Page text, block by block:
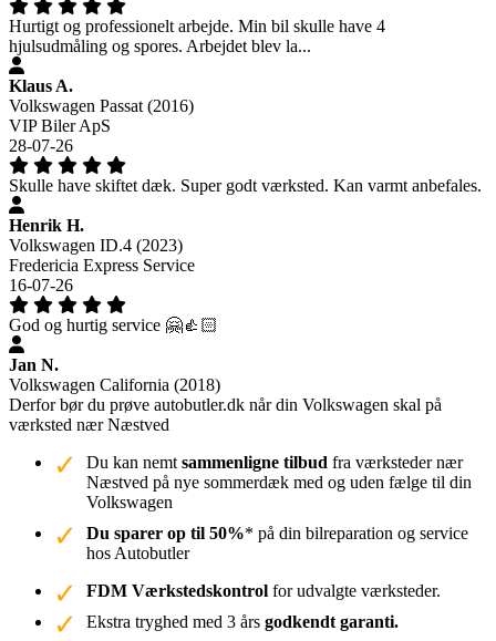
Hurtigt og professionelt arbejde. Min bil skulle have 4
hjulsudmåling og spores. Arbejdet blev la...
Klaus A.
Volkswagen Passat (2016)
VIP Biler ApS
28-07-26
Skulle have skiftet dæk. Super godt værksted. Kan varmt anbefales.
Henrik H.
Volkswagen ID.4 (2023)
Fredericia Express Service
16-07-26
God og hurtig service 🤗👍🏻
Jan N.
Volkswagen California (2018)
Derfor bør du prøve autobutler.dk når din Volkswagen skal på
værksted nær Næstved
Du kan nemtsammenligne tilbud fra værksteder nær
Næstved på nye sommerdæk med og uden fælge til din
Volkswagen
Du sparer op til 50%* på din bilreparation og service
hos Autobutler
FDM Værkstedskontrol for udvalgte værksteder.
Ekstra tryghed med 3 års godkendt garanti.